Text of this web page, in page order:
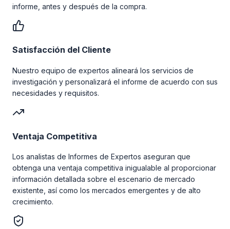
informe, antes y después de la compra.
Satisfacción del Cliente
Nuestro equipo de expertos alineará los servicios de
investigación y personalizará el informe de acuerdo con sus
necesidades y requisitos.
Ventaja Competitiva
Los analistas de Informes de Expertos aseguran que
obtenga una ventaja competitiva inigualable al proporcionar
información detallada sobre el escenario de mercado
existente, así como los mercados emergentes y de alto
crecimiento.